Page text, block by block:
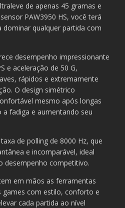
de apenas 45 gramas e
PAW3950 HS, você terá
qualquer partida com
desempenho impressionante
e aceleração de 50 G,
rápidos e extremamente
O design simétrico
mesmo após longas
fadiga e aumentando seu
de polling de 8000 Hz, que
e incomparável, ideal
desempenho competitivo.
em mãos as ferramentas
com estilo, conforto e
cada partida ao nível